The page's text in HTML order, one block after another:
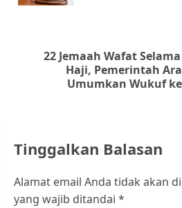
Next
22 Jemaah Wafat
Haji, Pemerintah
Umumkan Wukuf
Tinggalkan Balasan
Alamat email Anda tidak akan
yang wajib ditandai *